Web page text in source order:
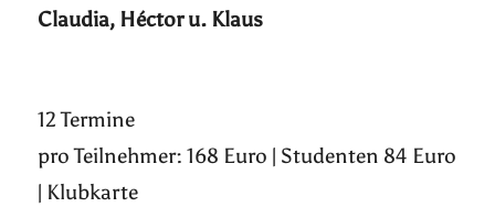
Claudia, Héctor u. Klaus
12 Termine
pro Teilnehmer: 168 Euro | Studenten 84 Euro
| Klubkarte